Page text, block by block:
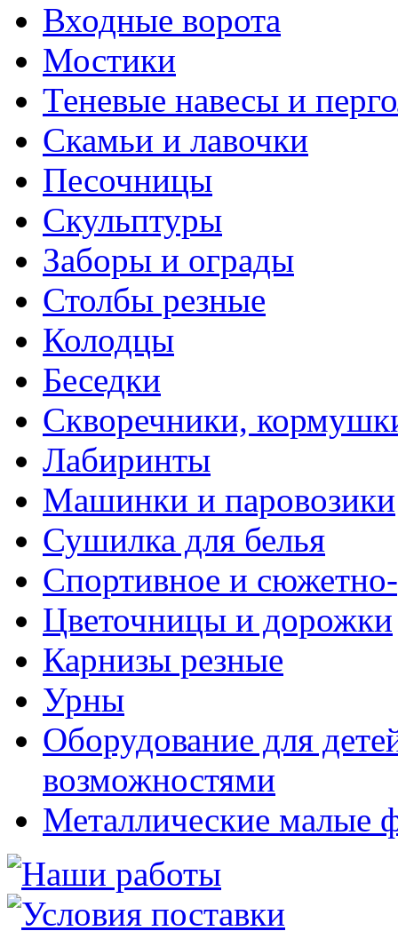
Входные ворота
Мостики
Теневые навесы и
Скамьи и лавочки
Песочницы
Скульптуры
Заборы и ограды
Столбы резные
Колодцы
Беседки
Скворечники,
Лабиринты
Машинки и паровозики
Сушилка для белья
Спортивное и
Цветочницы и дорожки
Карнизы резные
Урны
Оборудование для
возможностями
Металлические малые